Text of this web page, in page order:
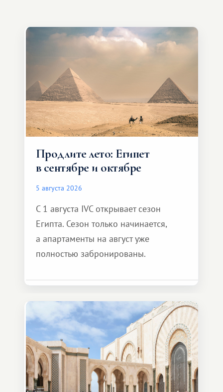
Продлите лето: Египет
в сентябре и октябре
5 августа 2026
С 1 августа IVC открывает сезон
Египта. Сезон только начинается,
а апартаменты на август уже
полностью забронированы.